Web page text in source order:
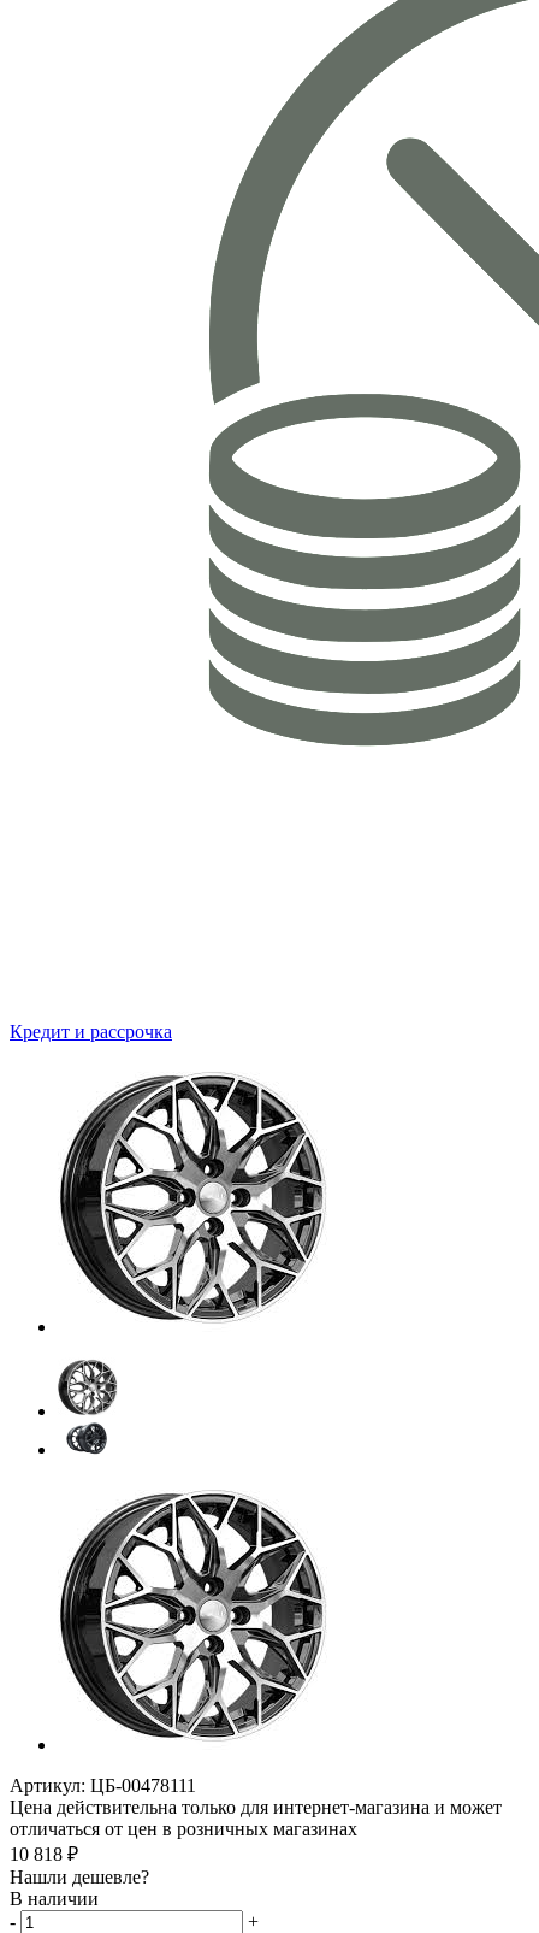
Кредит и рассрочка
Артикул: ЦБ-00478111
Цена действительна только для интернет-магазина и может
отличаться от цен в розничных магазинах
10 818 ₽
Нашли дешевле?
В наличии
-
+